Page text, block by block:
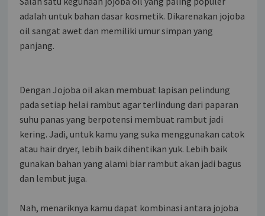
adalah untuk bahan dasar kosmetik. Dikarenakan jojoba
oil sangat awet dan memiliki umur simpan yang
panjang.
Dengan Jojoba oil akan membuat lapisan pelindung
pada setiap helai rambut agar terlindung dari paparan
suhu panas yang berpotensi membuat rambut jadi
kering. Jadi, untuk kamu yang suka menggunakan catok
atau hair dryer, lebih baik dihentikan yuk. Lebih baik
gunakan bahan yang alami biar rambut akan jadi bagus
dan lembut juga.
Nah, menariknya kamu dapat kombinasi antara jojoba